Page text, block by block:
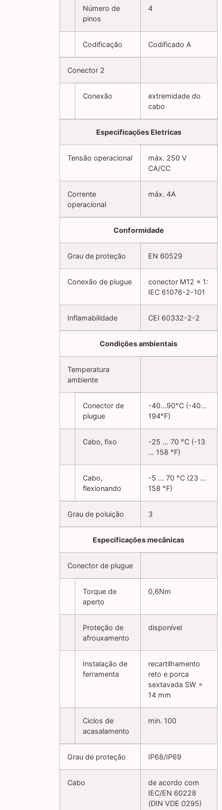
Número de
pinos
4
Codificação Codificado A
Conector 2
Conexão
extremidade do
cabo
Especificações Eletricas
Tensão operacional
máx. 250 V
CA/CC
Corrente
operacional
máx. 4A
Conformidade
Grau de proteção EN 60529
Conexão de plugue
conector M12 x 1:
IEC 61076-2-101
Inflamabilidade CEI 60332-2-2
Condições ambientais
Temperatura
ambiente
Conector de
plugue
-40…90°C (-40…
194°F)
Cabo, fixo
-25 … 70 °C (-13
… 158 °F)
Cabo,
flexionando
-5 … 70 °C (23 …
158 °F)
Grau de poluição 3
Especificações mecânicas
Conector de plugue
Torque de
aperto
0,6Nm
Proteção de
afrouxamento
disponível
Instalação de
ferramenta
recartilhamento
reto e porca
sextavada SW =
14 mm
Ciclos de
acasalamento
min. 100
Grau de proteção IP68/IP69
Cabo
de acordo com
IEC/EN 60228
(DIN VDE 0295)